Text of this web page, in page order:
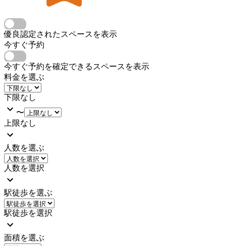
優良認定されたスペースを表示
今すぐ予約
今すぐ予約を確定できるスペースを表示
料金を選ぶ
下限なし
〜
上限なし
人数を選ぶ
人数を選択
駅徒歩を選ぶ
駅徒歩を選択
面積を選ぶ